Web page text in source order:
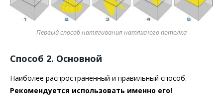
Первый способ натягивания натяжного потолка
Способ 2. Основной
Наиболее распространенный и правильный способ.
Рекомендуется использовать именно его!